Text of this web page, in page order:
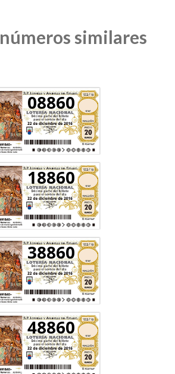
números similares
08860
18860
38860
48860